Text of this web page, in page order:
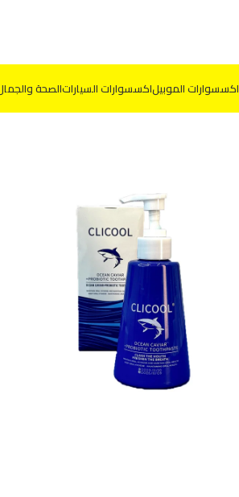
اكسسوارات الموبيلاكسسوارات السياراتالصحة